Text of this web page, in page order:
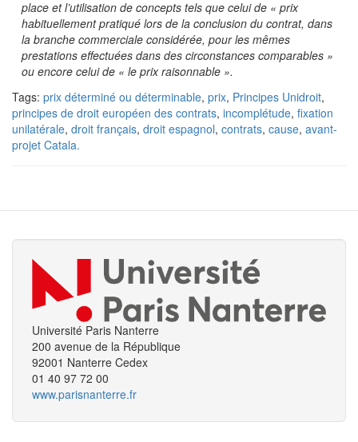
place et l’utilisation de concepts tels que celui de « prix
habituellement pratiqué lors de la conclusion du contrat, dans
la branche commerciale considérée, pour les mêmes
prestations effectuées dans des circonstances comparables »
ou encore celui de « le prix raisonnable ».
Tags: prix déterminé ou déterminable, prix, Principes Unidroit,
principes de droit européen des contrats, incomplétude, fixation
unilatérale, droit français, droit espagnol, contrats, cause, avant-
projet Catala.
Université Paris Nanterre
200 avenue de la République
92001 Nanterre Cedex
01 40 97 72 00
www.parisnanterre.fr